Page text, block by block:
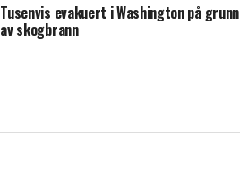
Tusenvis evakuert i Washington på grunn
av skogbrann